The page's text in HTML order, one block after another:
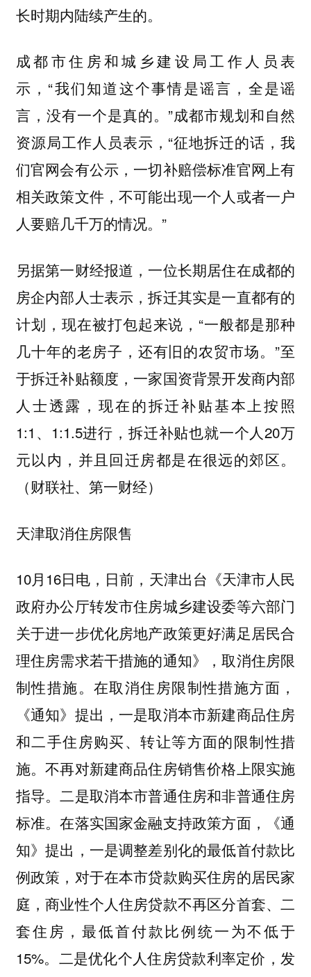
长时期内陆续产生的。
成都市住房和城乡建设局工作人员表
示，“我们知道这个事情是谣言，全是谣
言，没有一个是真的。”成都市规划和自然
资源局工作人员表示，“征地拆迁的话，我
们官网会有公示，一切补赔偿标准官网上有
相关政策文件，不可能出现一个人或者一户
人要赔几千万的情况。”
另据第一财经报道，一位长期居住在成都的
房企内部人士表示，拆迁其实是一直都有的
计划，现在被打包起来说，“一般都是那种
几十年的老房子，还有旧的农贸市场。”至
于拆迁补贴额度，一家国资背景开发商内部
人士透露，现在的拆迁补贴基本上按照
1:1、1:1.5进行，拆迁补贴也就一个人20万
元以内，并且回迁房都是在很远的郊区。
（财联社、第一财经）
天津取消住房限售
10月16日电，日前，天津出台《天津市人民
政府办公厅转发市住房城乡建设委等六部门
关于进一步优化房地产政策更好满足居民合
理住房需求若干措施的通知》，取消住房限
制性措施。在取消住房限制性措施方面，
《通知》提出，一是取消本市新建商品住房
和二手住房购买、转让等方面的限制性措
施。不再对新建商品住房销售价格上限实施
指导。二是取消本市普通住房和非普通住房
标准。在落实国家金融支持政策方面，《通
知》提出，一是调整差别化的最低首付款比
例政策，对于在本市贷款购买住房的居民家
庭，商业性个人住房贷款不再区分首套、二
套住房，最低首付款比例统一为不低于
15%。二是优化个人住房贷款利率定价，发